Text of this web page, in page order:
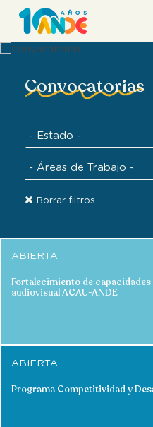
Convocatorias
Borrar filtros
ABIERTA
Fortalecimiento de
audiovisual ACAU-ANDE
ABIERTA
Programa Competitividad y